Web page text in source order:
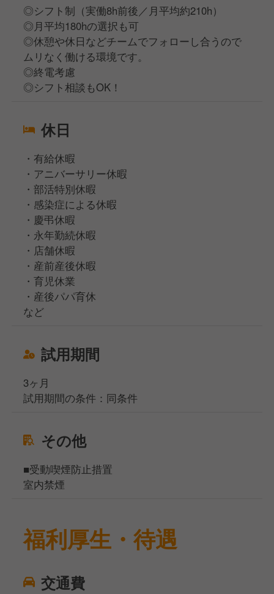
◎シフト制（実働8h前後／月平均約210h）
◎月平均180hの選択も可
◎休憩や休日などチームでフォローし合うので
ムリなく働ける環境です。
◎終電考慮
◎シフト相談もOK！
休日
・有給休暇
・アニバーサリー休暇
・部活特別休暇
・感染症による休暇
・慶弔休暇
・永年勤続休暇
・店舗休暇
・産前産後休暇
・育児休業
・産後パパ育休
など
試用期間
3ヶ月
試用期間の条件：同条件
その他
■受動喫煙防止措置
室内禁煙
福利厚生・待遇
交通費